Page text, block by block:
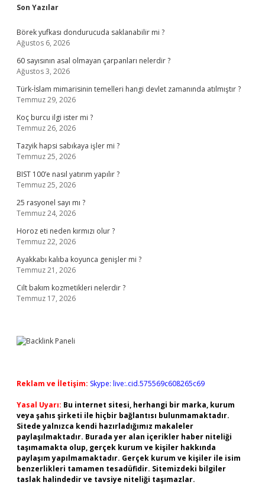
Sidebar
Son Yazılar
Börek yufkası dondurucuda saklanabilir mi ?
Ağustos 6, 2026
60 sayısının asal olmayan çarpanları nelerdir ?
Ağustos 3, 2026
Türk-İslam mimarisinin temelleri hangi devlet zamanında atılmıştır ?
Temmuz 29, 2026
Koç burcu ilgi ister mi ?
Temmuz 26, 2026
Tazyik hapsi sabıkaya işler mi ?
Temmuz 25, 2026
BIST 100’e nasıl yatırım yapılır ?
Temmuz 25, 2026
25 rasyonel sayı mı ?
Temmuz 24, 2026
Horoz eti neden kırmızı olur ?
Temmuz 22, 2026
Ayakkabı kalıba koyunca genişler mi ?
Temmuz 21, 2026
Cilt bakım kozmetikleri nelerdir ?
Temmuz 17, 2026
Reklam ve İletişim: Skype: live:.cid.575569c608265c69
Yasal Uyarı: Bu internet sitesi, herhangi bir marka, kurum
veya şahıs şirketi ile hiçbir bağlantısı bulunmamaktadır.
Sitede yalnızca kendi hazırladığımız makaleler
paylaşılmaktadır. Burada yer alan içerikler haber niteliği
taşımamakta olup, gerçek kurum ve kişiler hakkında
paylaşım yapılmamaktadır. Gerçek kurum ve kişiler ile isim
benzerlikleri tamamen tesadüfidir. Sitemizdeki bilgiler
taslak halindedir ve tavsiye niteliği taşımazlar.